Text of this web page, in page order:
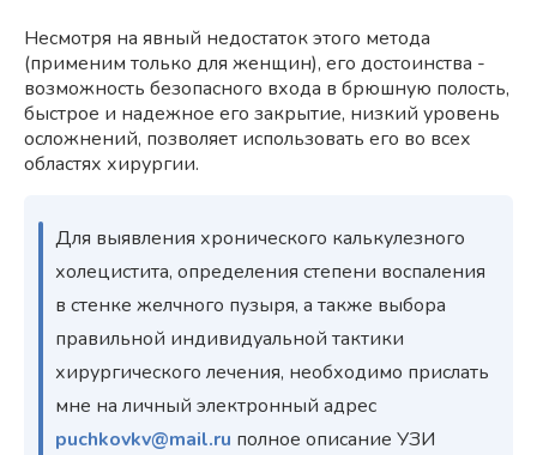
Несмотря на явный недостаток этого метода
(применим только для женщин), его достоинства -
возможность безопасного входа в брюшную полость,
быстрое и надежное его закрытие, низкий уровень
осложнений, позволяет использовать его во всех
областях хирургии.
Для выявления хронического калькулезного
холецистита, определения степени воспаления
в стенке желчного пузыря, а также выбора
правильной индивидуальной тактики
хирургического лечения, необходимо прислать
мне на личный электронный адрес
puchkovkv@mail.ru полное описание УЗИ